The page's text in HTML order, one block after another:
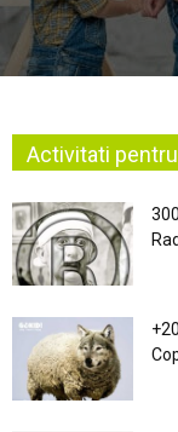
Activitati